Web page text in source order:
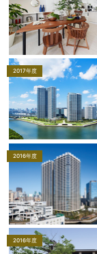
2017年度
2016年度
2016年度